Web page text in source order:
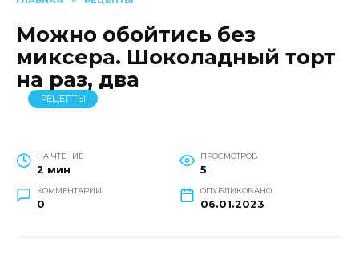
Можно обойтись без
миксера. Шоколадный торт
на раз, два
РЕЦЕПТЫ
НА ЧТЕНИЕ
2 мин
ПРОСМОТРОВ
5
КОММЕНТАРИИ
0
ОПУБЛИКОВАНО
06.01.2023